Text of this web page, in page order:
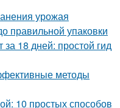
урожая
правильной упаковки
за 18 дней: простой гид
методы
10 простых способов